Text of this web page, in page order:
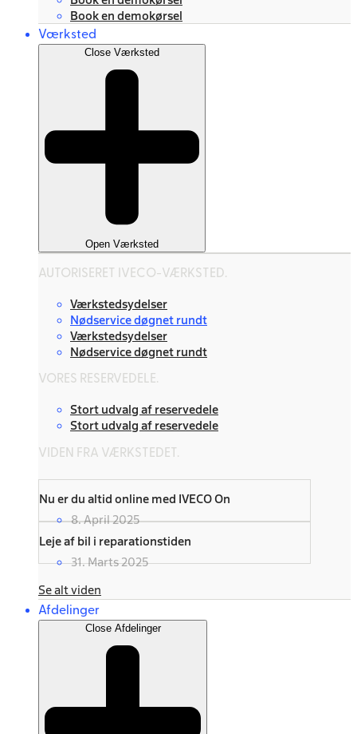
Book en demokørsel
Værksted
Close Værksted
Open Værksted
AUTORISERET IVECO-VÆRKSTED.
Værkstedsydelser
Nødservice døgnet rundt
Værkstedsydelser
Nødservice døgnet rundt
VORES RESERVEDELE.
Stort udvalg af reservedele
Stort udvalg af reservedele
VIDEN FRA VÆRKSTEDET.
Nu er du altid online med IVECO On
8. April 2025
Leje af bil i reparationstiden
31. Marts 2025
Se alt viden
Afdelinger
Close Afdelinger